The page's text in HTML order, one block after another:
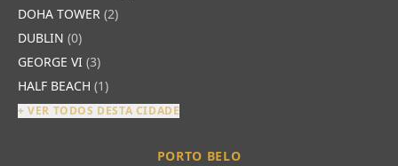
DOHA TOWER (2)
DUBLIN (0)
GEORGE VI (3)
HALF BEACH (1)
+ VER TODOS DESTA CIDADE
PORTO BELO